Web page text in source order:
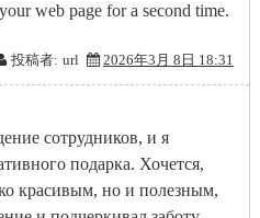
web page for a second time.
投稿者: url 2026年3月 8日 18:31
сотрудников, и я
подарка. Хочется,
красивым, но и полезным,